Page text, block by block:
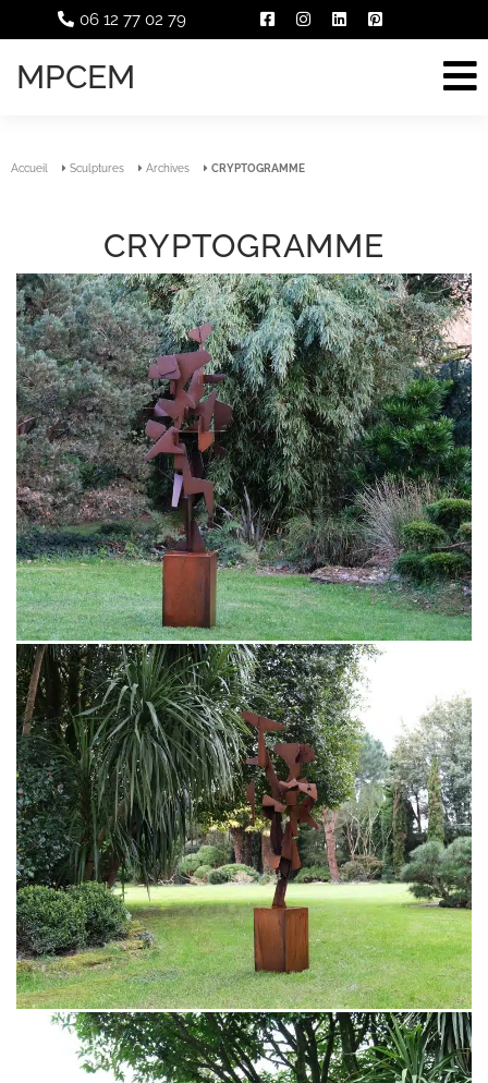
06 12 77 02 79
MPCEM
Accueil Sculptures Archives CRYPTOGRAMME
CRYPTOGRAMME